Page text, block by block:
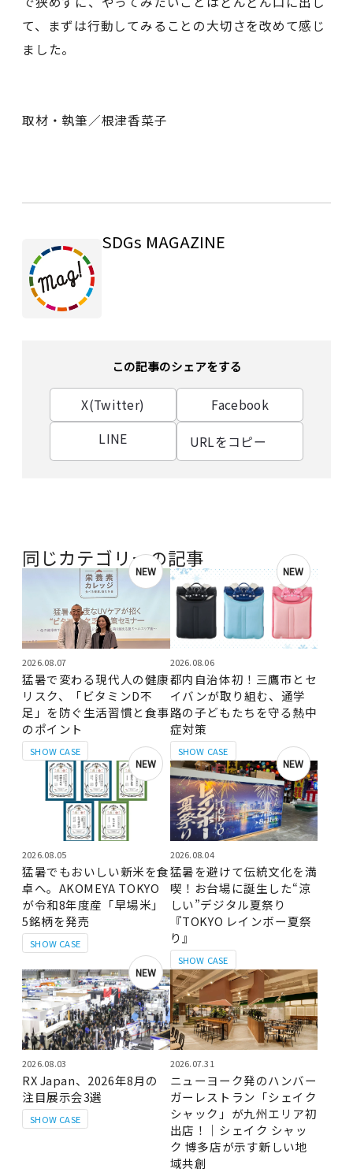
て、まずは行動してみることの大切さを改めて感じ
ました。
取材・執筆／根津香菜子
SDGs MAGAZINE
この記事のシェアをする
X(Twitter)
Facebook
LINE
URLをコピー
同じカテゴリーの記事
NEW
SHOW CASE
2026.08.07
猛暑で変わる現代人の健康
リスク、「ビタミンD不
足」を防ぐ生活習慣と食事
のポイント
NEW
SHOW CASE
2026.08.06
都内自治体初！三鷹市とセ
イバンが取り組む、通学
路の子どもたちを守る熱中
症対策
NEW
SHOW CASE
2026.08.05
猛暑でもおいしい新米を食
卓へ。AKOMEYA TOKYO
が令和8年度産「早場米」
5銘柄を発売
NEW
SHOW CASE
2026.08.04
猛暑を避けて伝統文化を満
喫！お台場に誕生した“涼
しい”デジタル夏祭り
『TOKYO レインボー夏祭
り』
NEW
SHOW CASE
2026.08.03
RX Japan、2026年8月の
注目展示会3選
2026.07.31
ニューヨーク発のハンバー
ガーレストラン「シェイク
シャック」が九州エリア初
出店！｜シェイク シャッ
ク 博多店が示す新しい地
域共創